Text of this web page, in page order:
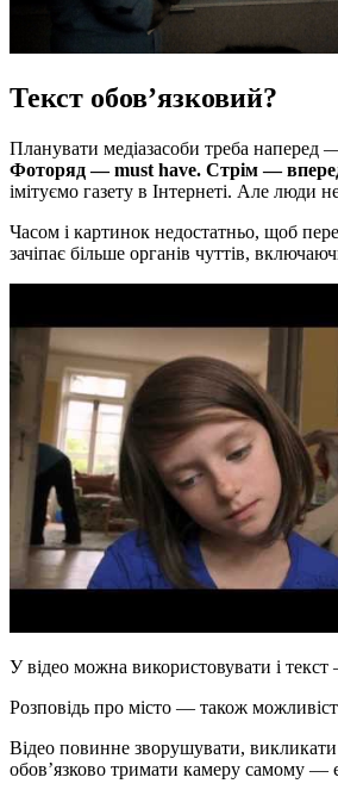
Текст обов’язковий?
Планувати медіазасоби треба наперед
Фоторяд ― must have. Стрім ―
імітуємо газету в Інтернеті. Але
Часом і картинок недостатньо, щоб
зачіпає більше органів чуттів,
У відео можна використовувати і
Розповідь про місто ― також
Відео повинне зворушувати,
обов’язково тримати камеру самому ―